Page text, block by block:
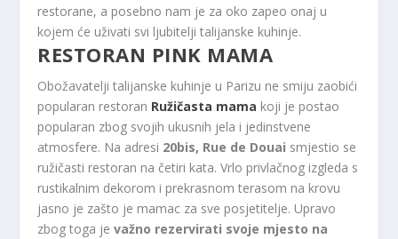
restorane, a posebno nam je za oko zapeo onaj u
kojem će uživati ​​svi ljubitelji talijanske kuhinje.
RESTORAN PINK MAMA
Obožavatelji talijanske kuhinje u Parizu ne smiju zaobići
popularan restoran Ružičasta mama koji je postao
popularan zbog svojih ukusnih jela i jedinstvene
atmosfere. Na adresi 20bis, Rue de Douai smjestio se
ružičasti restoran na četiri kata. Vrlo privlačnog izgleda s
rustikalnim dekorom i prekrasnom terasom na krovu
jasno je zašto je mamac za sve posjetitelje. Upravo
zbog toga jevažno rezervirati svoje mjesto na